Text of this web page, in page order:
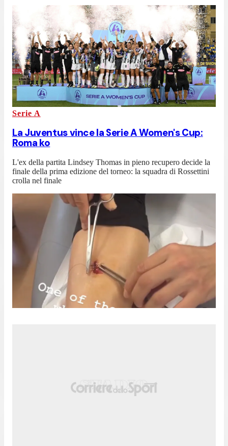
Serie A
La Juventus vince la Serie A Women's Cup:
Roma ko
L'ex della partita Lindsey Thomas in pieno recupero decide la
finale della prima edizione del torneo: la squadra di Rossettini
crolla nel finale